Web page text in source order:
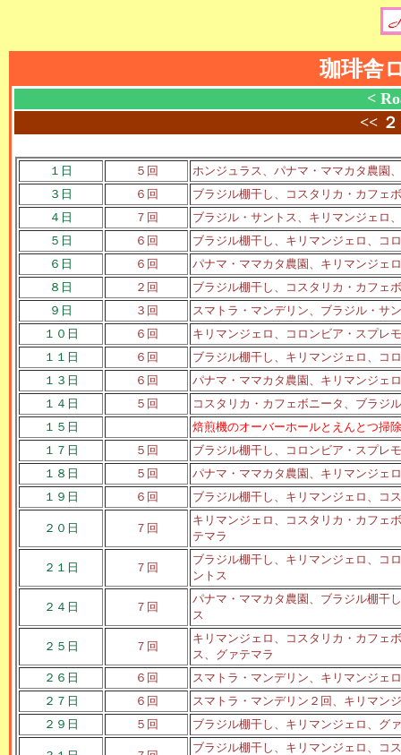
珈琲舎
<
<<
１日 ５回
ホンジュラス、パナマ・ママカタ農園
３日
６回
ブラジル棚干し、コスタリカ・カフェ
４日
７回
ブラジル・サントス、キリマンジェロ
５日
６回
ブラジル棚干し、キリマンジェロ、コ
６日
６回
パナマ・ママカタ農園、キリマンジェ
８日
２回
ブラジル棚干し、コスタリカ・カフェ
９日
３回
スマトラ・マンデリン、ブラジル・サ
１０日
６回
キリマンジェロ、コロンビア・スプレ
１１日
６回
ブラジル棚干し、キリマンジェロ、コ
１３日
６回
パナマ・ママカタ農園、キリマンジェ
１４日
５回
コスタリカ・カフェボニータ、ブラジ
１５日
焙煎機のオーバーホールとえんとつ掃除
１７日
５回
ブラジル棚干し、コロンビア・スプレ
１８日
５回
パナマ・ママカタ農園、キリマンジェ
１９日
６回 ブラジル棚干し、キリマンジェロ、コ
２０日 ７回
キリマンジェロ、コスタリカ・カフェ
テマラ
２１日 ７回
ブラジル棚干し、キリマンジェロ、コ
ントス
２４日 ７回
パナマ・ママカタ農園、ブラジル棚干
ス
２５日 ７回
キリマンジェロ、コスタリカ・カフェ
ス、グァテマラ
２６日
６回
スマトラ・マンデリン、キリマンジェ
２７日
６回
スマトラ・マンデリン２回、キリマン
２９日
５回 ブラジル棚干し、キリマンジェロ、グ
ブラジル棚干し、キリマンジェロ、コ